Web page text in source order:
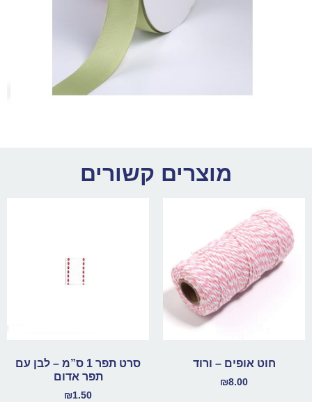
מוצרים קשורים
חוט אופים – ורוד
₪8.00
סרט תפר 1 ס”מ – לבן עם
תפר אדום
₪1.50